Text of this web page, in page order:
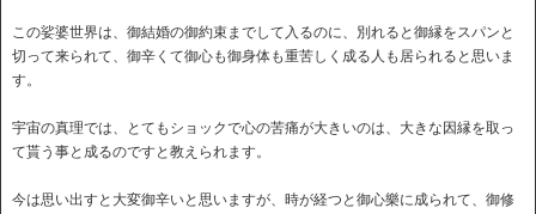
この娑婆世界は、御結婚の御約束までして入るのに、別れると御縁をスパンと
切って来られて、御辛くて御心も御身体も重苦しく成る人も居られると思いま
す。
宇宙の真理では、とてもショックで心の苦痛が大きいのは、大きな因縁を取っ
て貰う事と成るのですと教えられます。
今は思い出すと大変御辛いと思いますが、時が経つと御心樂に成られて、御修